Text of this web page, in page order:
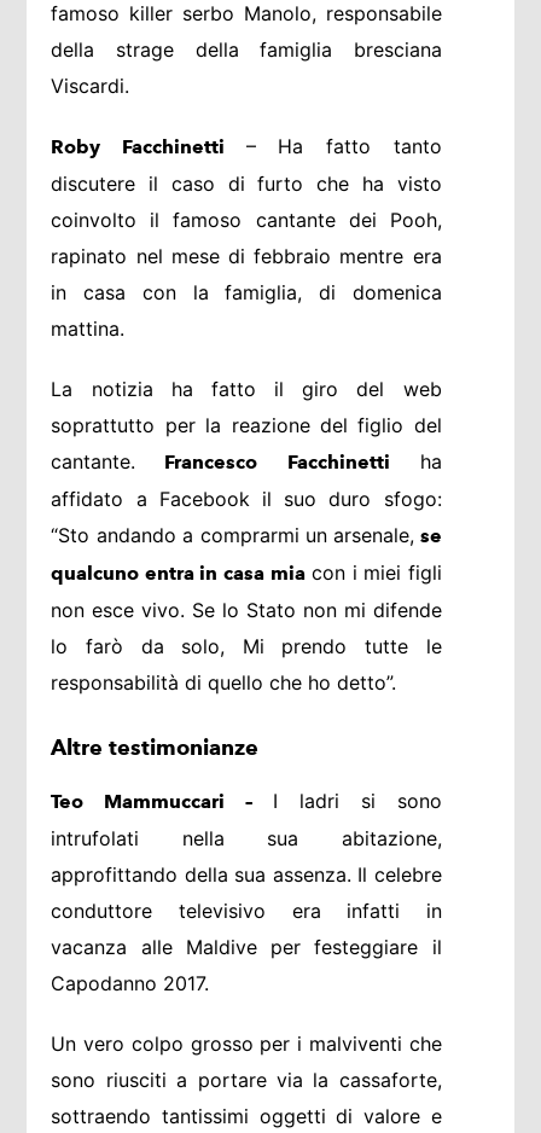
famoso killer serbo Manolo, responsabile
della strage della famiglia bresciana
Viscardi.
Roby Facchinetti – Ha fatto tanto
discutere il caso di furto che ha visto
coinvolto il famoso cantante dei Pooh,
rapinato nel mese di febbraio mentre era
in casa con la famiglia, di domenica
mattina.
La notizia ha fatto il giro del web
soprattutto per la reazione del figlio del
cantante. Francesco Facchinetti ha
affidato a Facebook il suo duro sfogo:
“Sto andando a comprarmi un arsenale, se
qualcuno entra in casa miacon i miei figli
non esce vivo. Se lo Stato non mi difende
lo farò da solo, Mi prendo tutte le
responsabilità di quello che ho detto”.
Altre testimonianze
Teo Mammuccari – I ladri si sono
intrufolati nella sua abitazione,
approfittando della sua assenza. Il celebre
conduttore televisivo era infatti in
vacanza alle Maldive per festeggiare il
Capodanno 2017.
Un vero colpo grosso per i malviventi che
sono riusciti a portare via la cassaforte,
sottraendo tantissimi oggetti di valore e